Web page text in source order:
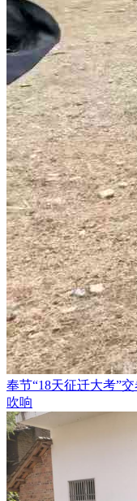
奉节“18天征迁大考”
吹响